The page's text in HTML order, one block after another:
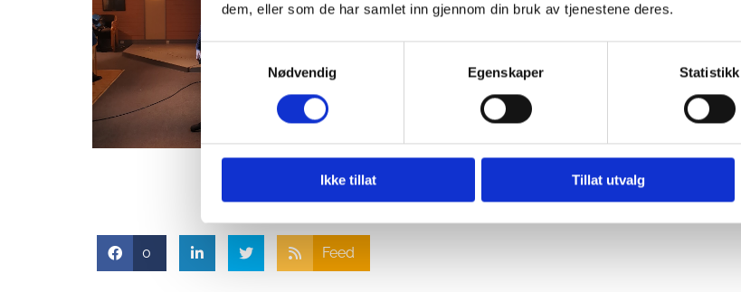
dem, eller som de har samlet inn gjennom din bruk av tjenestene deres.
Samtykkevalg
Nødvendig
Egenskaper Statistikk
Ikke tillat Tillat utvalg
0 Feed